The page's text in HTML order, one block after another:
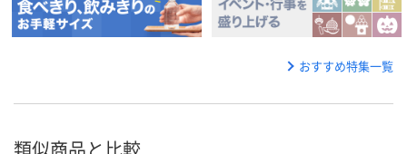
おすすめ特集一覧